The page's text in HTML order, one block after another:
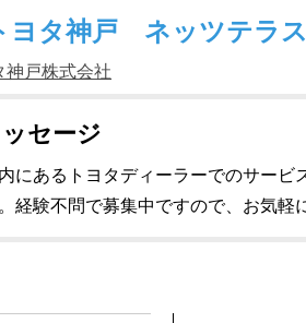
ヨタ神戸 ネッツテラ
神戸株式会社
セージ
にあるトヨタディーラーでのサービ
経験不問で募集中ですので、お気軽